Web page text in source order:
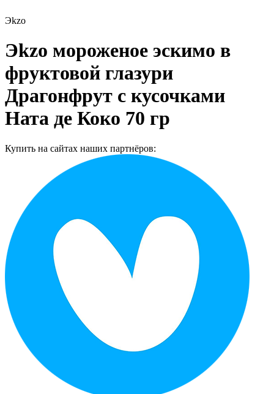
Эkzо
Эkzо мороженое эскимо в
фруктовой глазури
Драгонфрут с кусочками
Ната де Коко 70 гр
Купить на сайтах наших партнёров: